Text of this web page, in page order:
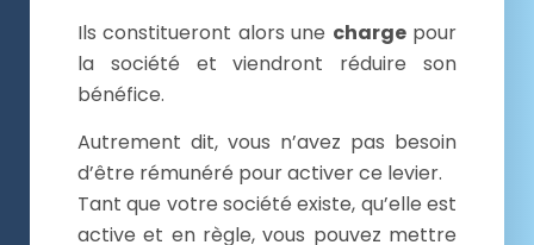
Ils constitueront alors une chargepour
la société et viendront réduire son
bénéfice.
Autrement dit, vous n’avez pas besoin
d’être rémunéré pour activer ce levier.
Tant que votre société existe, qu’elle est
active et en règle, vous pouvez mettre